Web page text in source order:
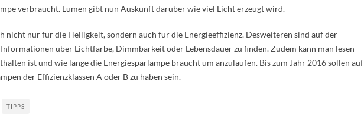
verbraucht. Lumen gibt nun Auskunft darüber wie viel Licht erzeugt wird.
nicht nur für die Helligkeit, sondern auch für die Energieeffizienz. Desweiteren sind auf der
über Lichtfarbe, Dimmbarkeit oder Lebensdauer zu finden. Zudem kann man lesen
ist und wie lange die Energiesparlampe braucht um anzulaufen. Bis zum Jahr 2016 sollen auf
der Effizienzklassen A oder B zu haben sein.
TIPPS